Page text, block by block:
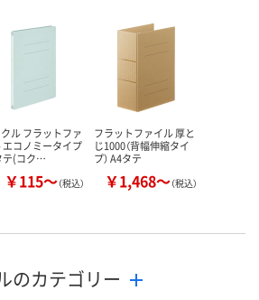
ル フラットファ
エコノミータイプ
テ(コク…
￥115～（税込）
フラットファイル 厚と
じ1000（背幅伸縮タイ
プ） A4タテ
￥1,468～（税込）
のカテゴリー